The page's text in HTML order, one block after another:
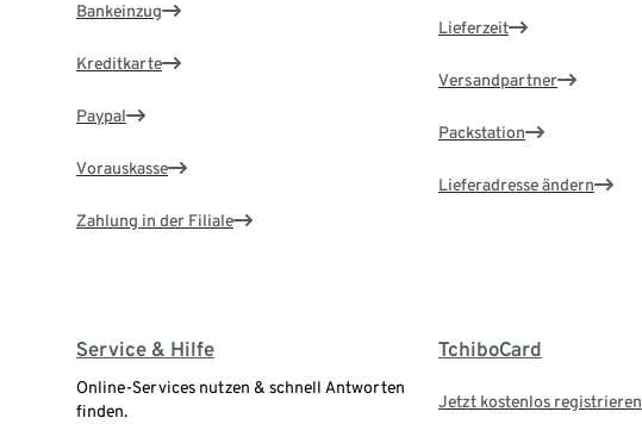
Bankeinzug
Kreditkarte
Paypal
Vorauskasse
Zahlung in der Filiale
Lieferzeit
Versandpartner
Packstation
Lieferadresse ändern
Service & Hilfe
Online-Services nutzen & schnell Antworten
finden.
TchiboCard
Jetzt kostenlos registrieren